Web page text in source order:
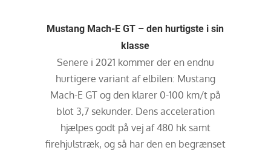
Mustang Mach-E GT – den hurtigste i sin
klasse
Senere i 2021 kommer der en endnu
hurtigere variant af elbilen: Mustang
Mach-E GT og den klarer 0-100 km/t på
blot 3,7 sekunder. Dens acceleration
hjælpes godt på vej af 480 hk samt
firehjulstræk, og så har den en begrænset